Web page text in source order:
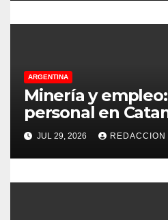
a
s
ARGENTINA
Minería y
personal en
Juan para
JUL 29, 2026